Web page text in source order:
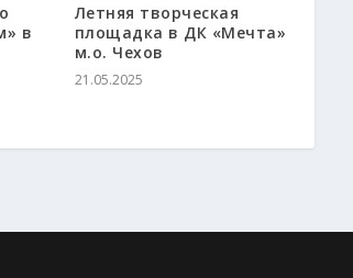
в
Летняя творческая
площадка в ДК «Мечта»
м.о. Чехов
21.05.2025